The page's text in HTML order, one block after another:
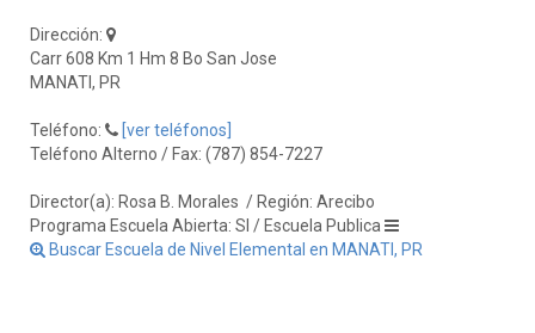
Dirección:
Carr 608 Km 1 Hm 8 Bo San Jose
MANATI, PR
Teléfono:
[ver teléfonos]
Teléfono Alterno / Fax: (787) 854-7227
Director(a): Rosa B. Morales / Región: Arecibo
Programa Escuela Abierta: SI / Escuela Publica
Buscar Escuela de Nivel Elemental en MANATI, PR